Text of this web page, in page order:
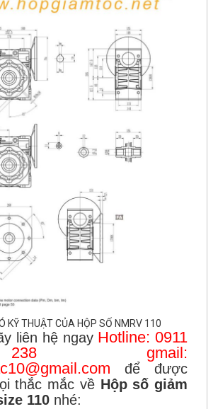
KỸ THUẬT CỦA HỘP SỐ NMRV 110
liên hệ ngay Hotline: 0911
238 gmail:
để được
thắc mắc về Hộp số giảm
110 nhé: